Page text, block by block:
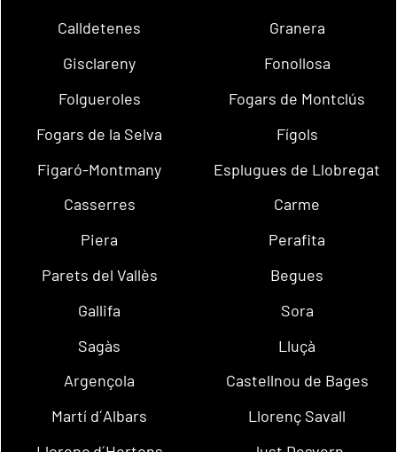
Calldetenes
Granera
Gisclareny
Fonollosa
Folgueroles
Fogars de Montclús
Fogars de la Selva
Fígols
Figaró-Montmany
Esplugues de Llobregat
Casserres
Carme
Piera
Perafita
Parets del Vallès
Begues
Gallifa
Sora
Sagàs
Lluçà
Argençola
Castellnou de Bages
Martí d´Albars
Llorenç Savall